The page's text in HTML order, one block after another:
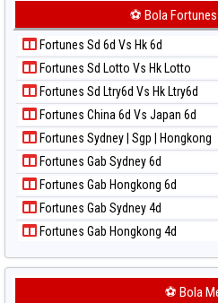
Paito Harian Korea
Paito Harian Kuda Lari
Paito Harian Magnum Cambodia
Paito Harian Nagoya
Paito Harian New York Midday
Paito Harian North Carolina Day
Paito Harian Pcso
Paito Harian Pennsylvania Day
Paito Harian Sao Paulo
Paito Harian Singapore
Paito Harian Sydney
Paito Harian Sydney Lottery
Paito Harian Sydney Lottery 6d
⚽ Bola
Fortunes Sd 6d Vs Hk 6d
Fortunes Sd Lotto Vs Hk Lotto
Fortunes Sd Ltry6d Vs Hk Ltry6d
Fortunes China 6d Vs Japan 6d
Fortunes Sydney | Sgp | Hongkong
Fortunes Gab Sydney 6d
Fortunes Gab Hongkong 6d
Fortunes Gab Sydney 4d
Fortunes Gab Hongkong 4d
⚽ Bola